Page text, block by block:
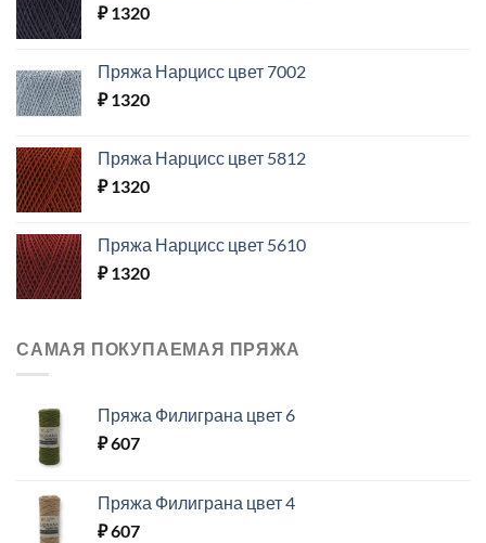
₽1320
Пряжа Нарцисс цвет 7002
₽1320
Пряжа Нарцисс цвет 5812
₽1320
Пряжа Нарцисс цвет 5610
₽1320
САМАЯ ПОКУПАЕМАЯ ПРЯЖА
Пряжа Филиграна цвет 6
₽607
Пряжа Филиграна цвет 4
₽607